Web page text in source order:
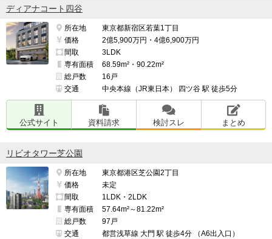
ディアナコート四谷
所在地
東京都新宿区若葉1丁目
価格
2億5,900万円・4億6,900万円
間取
3LDK
専有面積
68.59m²・90.22m²
総戸数
16戸
交通
中央本線（JR東日本） 四ツ谷 駅 徒歩5分
公式サイト 資料請求 検討スレ まとめ
リビオタワー芝公園
所在地
東京都港区芝公園2丁目
価格
未定
間取
1LDK・2LDK
専有面積
57.64m²～81.22m²
総戸数
97戸
交通
都営浅草線 大門 駅 徒歩4分 （A6出入口）